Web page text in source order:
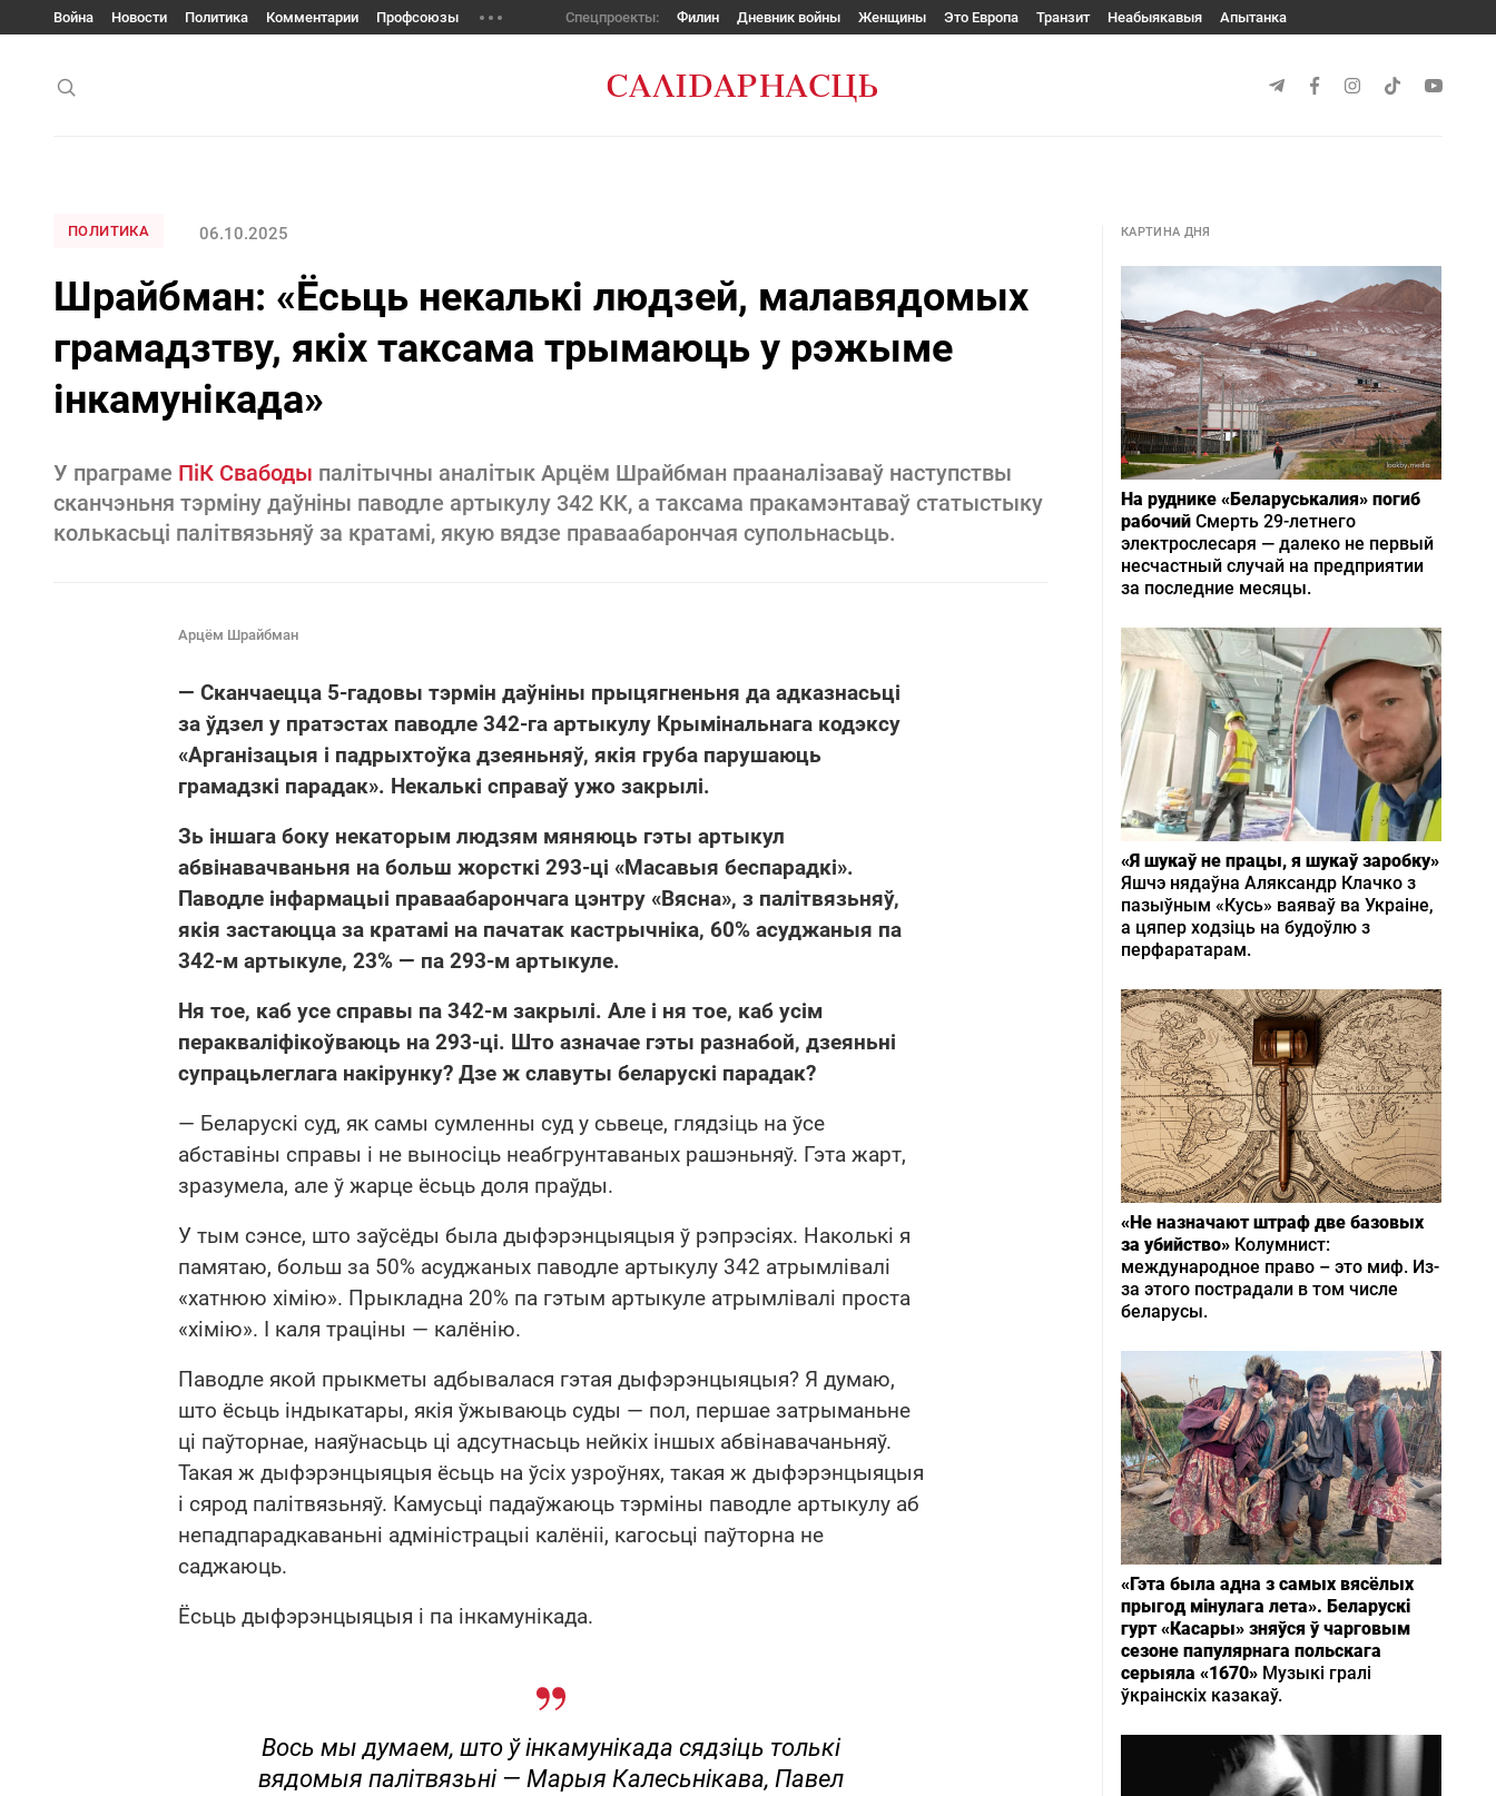
Война Новости Политика Комментарии Профсоюзы Спецпроекты: Филин Дневник войны Женщины Это Европа Транзит Неабыякавыя Апытанка
ПОЛИТИКА 06.10.2025
Шрайбман: «Ёсьць некалькі людзей, малавядомых
грамадзтву, якіх таксама трымаюць у рэжыме
інкамунікада»
У праграме ПіК Свабоды палітычны аналітык Арцём Шрайбман прааналізаваў наступствы
сканчэньня тэрміну даўніны паводле артыкулу 342 КК, а таксама пракамэнтаваў статыстыку
колькасьці палітвязьняў за кратамі, якую вядзе праваабарончая супольнасьць.
Арцём Шрайбман
— Сканчаецца 5-гадовы тэрмін даўніны прыцягненьня да адказнасьці
за ўдзел у пратэстах паводле 342-га артыкулу Крымінальнага кодэксу
«Арганізацыя і падрыхтоўка дзеяньняў, якія груба парушаюць
грамадзкі парадак». Некалькі справаў ужо закрылі.
Зь іншага боку некаторым людзям мяняюць гэты артыкул
абвінавачваньня на больш жорсткі 293-ці «Масавыя беспарадкі».
Паводле інфармацыі праваабарончага цэнтру «Вясна», з палітвязьняў,
якія застаюцца за кратамі на пачатак кастрычніка, 60% асуджаныя па
342-м артыкуле, 23% — па 293-м артыкуле.
Ня тое, каб усе справы па 342-м закрылі. Але і ня тое, каб усім
перакваліфікоўваюць на 293-ці. Што азначае гэты разнабой, дзеяньні
супрацьлеглага накірунку? Дзе ж славуты беларускі парадак?
— Беларускі суд, як самы сумленны суд у сьвеце, глядзіць на ўсе
абставіны справы і не выносіць неабгрунтаваных рашэньняў. Гэта жарт,
зразумела, але ў жарце ёсьць доля праўды.
У тым сэнсе, што заўсёды была дыфэрэнцыяцыя ў рэпрэсіях. Наколькі я
памятаю, больш за 50% асуджаных паводле артыкулу 342 атрымлівалі
«хатнюю хімію». Прыкладна 20% па гэтым артыкуле атрымлівалі проста
«хімію». І каля траціны — калёнію.
Паводле якой прыкметы адбывалася гэтая дыфэрэнцыяцыя? Я думаю,
што ёсьць індыкатары, якія ўжываюць суды — пол, першае затрыманьне
ці паўторнае, наяўнасьць ці адсутнасьць нейкіх іншых абвінавачаньняў.
Такая ж дыфэрэнцыяцыя ёсьць на ўсіх узроўнях, такая ж дыфэрэнцыяцыя
і сярод палітвязьняў. Камусьці падаўжаюць тэрміны паводле артыкулу аб
непадпарадкаваньні адміністрацыі калёніі, кагосьці паўторна не
саджаюць.
Ёсьць дыфэрэнцыяцыя і па інкамунікада.
Вось мы думаем, што ў інкамунікада сядзіць толькі
вядомыя палітвязьні — Марыя Калесьнікава, Павел
КАРТИНА ДНЯ
На руднике «Беларуськалия» погиб
рабочий Смерть 29-летнего
электрослесаря — далеко не первый
несчастный случай на предприятии
за последние месяцы.
«Я шукаў не працы, я шукаў заробку»
Яшчэ нядаўна Аляксандр Клачко з
пазыўным «Кусь» ваяваў ва Украіне,
а цяпер ходзіць на будоўлю з
перфаратарам.
«Не назначают штраф две базовых
за убийство» Колумнист:
международное право – это миф. Из-
за этого пострадали в том числе
беларусы.
«Гэта была адна з самых вясёлых
прыгод мінулага лета». Беларускі
гурт «Касары» зняўся ў чарговым
сезоне папулярнага польскага
серыяла «1670» Музыкі гралі
ўкраінскіх казакаў.